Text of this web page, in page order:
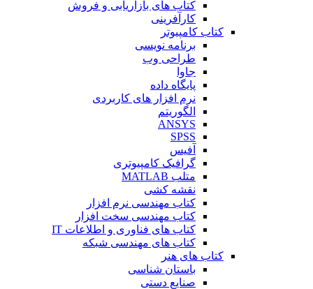
کتاب های بازاریابی و فروش
کارآفرینی
کتاب کامپیوتر
برنامه نویسی
طراحی وب
جاوا
پایگاه داده
نرم افزار های کاربردی
الگوریتم
ANSYS
SPSS
آفیس
گرافیک کامپیوتری
متلب MATLAB
نقشه کشی
کتاب مهندسی نرم افزار
کتاب مهندسی سخت افزار
کتاب های فناوری و اطلاعات IT
کتاب های مهندسی شبکه
کتاب های هنر
باستان شناسی
صنایع دستی